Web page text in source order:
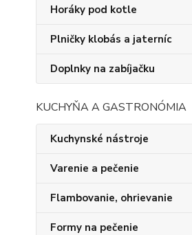
Horáky pod kotle
Plničky klobás a jaterníc
Doplnky na zabíjačku
KUCHYŇA A GASTRONÓMIA
Kuchynské nástroje
Varenie a pečenie
Flambovanie, ohrievanie
Formy na pečenie